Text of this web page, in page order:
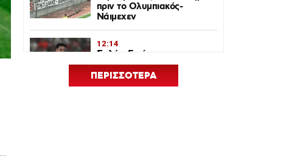
πριν το Ολυμπιακός-
Νάιμεχεν
12:14
Σαλάχ-Εντίν στον
Ολυμπιακό: Επικοινώνησε
με Ελ Κααμπί και
Μεντιλίμπαρ
ΠΕΡΙΣΣΟΤΕΡΑ